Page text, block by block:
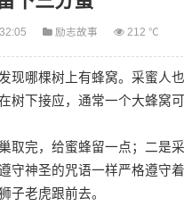
励志故事 212 ℃
哪棵树上有蜂窝。采蜜人也
下接应，通常一个大蜂窝
完，给蜜蜂留一点；二是
守神圣的咒语一样严格遵守
子老虎跟前去。